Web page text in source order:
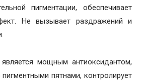
пигментации, обеспечивает
Не вызывает раздражений и
мощным антиоксидантом,
пятнами, контролирует